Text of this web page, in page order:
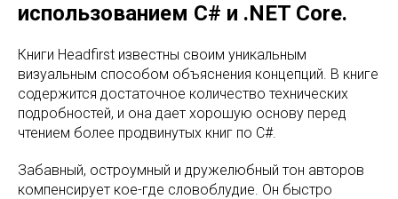
использованием C# и .NET Core.
Книги Headfirst известны своим уникальным
визуальным способом объяснения концепций. В книге
содержится достаточное количество технических
подробностей, и она дает хорошую основу перед
чтением более продвинутых книг по C#.
Забавный, остроумный и дружелюбный тон авторов
компенсирует кое-где словоблудие. Он быстро